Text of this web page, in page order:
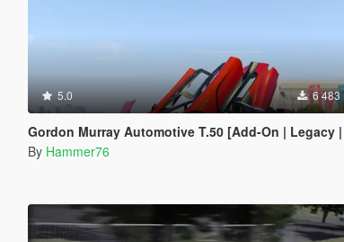
5.0 6 483
Gordon Murray Automotive T.50 [Add-On | Legacy | Enhanced]
By Hammer76